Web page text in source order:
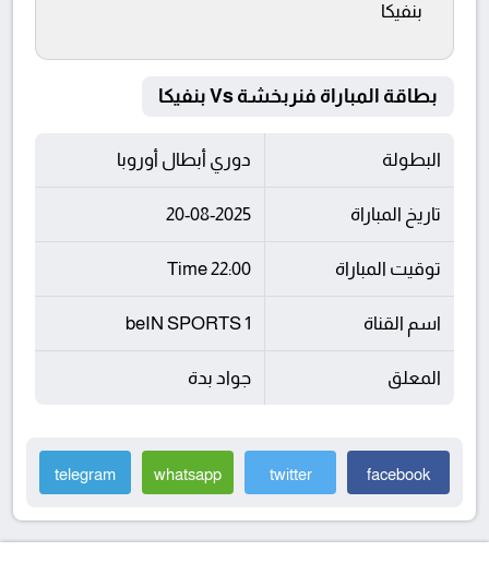
بنفيكا
بطاقة المباراة فنربخشة Vs بنفيكا
البطولة دوري أبطال أوروبا
تاريخ المباراة 20-08-2025
توقيت المباراة 22:00 Time
اسم القناة beIN SPORTS 1
المعلق جواد بدة
facebook
twitter
whatsapp
telegram